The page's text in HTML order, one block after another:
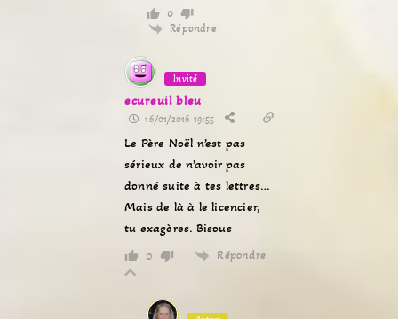
0
Répondre
Invité
ecureuil bleu
16/01/2016 19:55
Le Père Noël n’est pas
sérieux de n’avoir pas
donné suite à tes lettres…
Mais de là à le licencier,
tu exagères. Bisous
0 Répondre